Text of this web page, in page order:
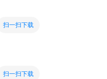
扫一扫下载
扫一扫下载